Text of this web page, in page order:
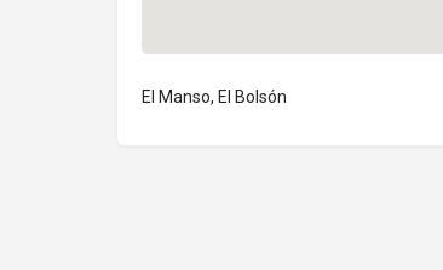
El Manso, El Bolsón